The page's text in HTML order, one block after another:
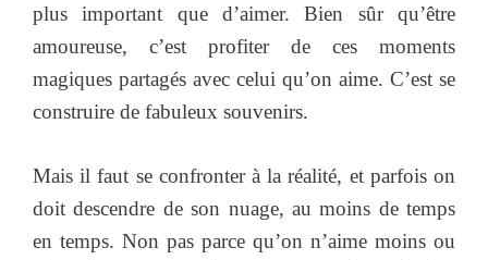
plus important que d’aimer. Bien sûr qu’être
amoureuse, c’est profiter de ces moments
magiques partagés avec celui qu’on aime. C’est se
construire de fabuleux souvenirs.
Mais il faut se confronter à la réalité, et parfois on
doit descendre de son nuage, au moins de temps
en temps. Non pas parce qu’on n’aime moins ou